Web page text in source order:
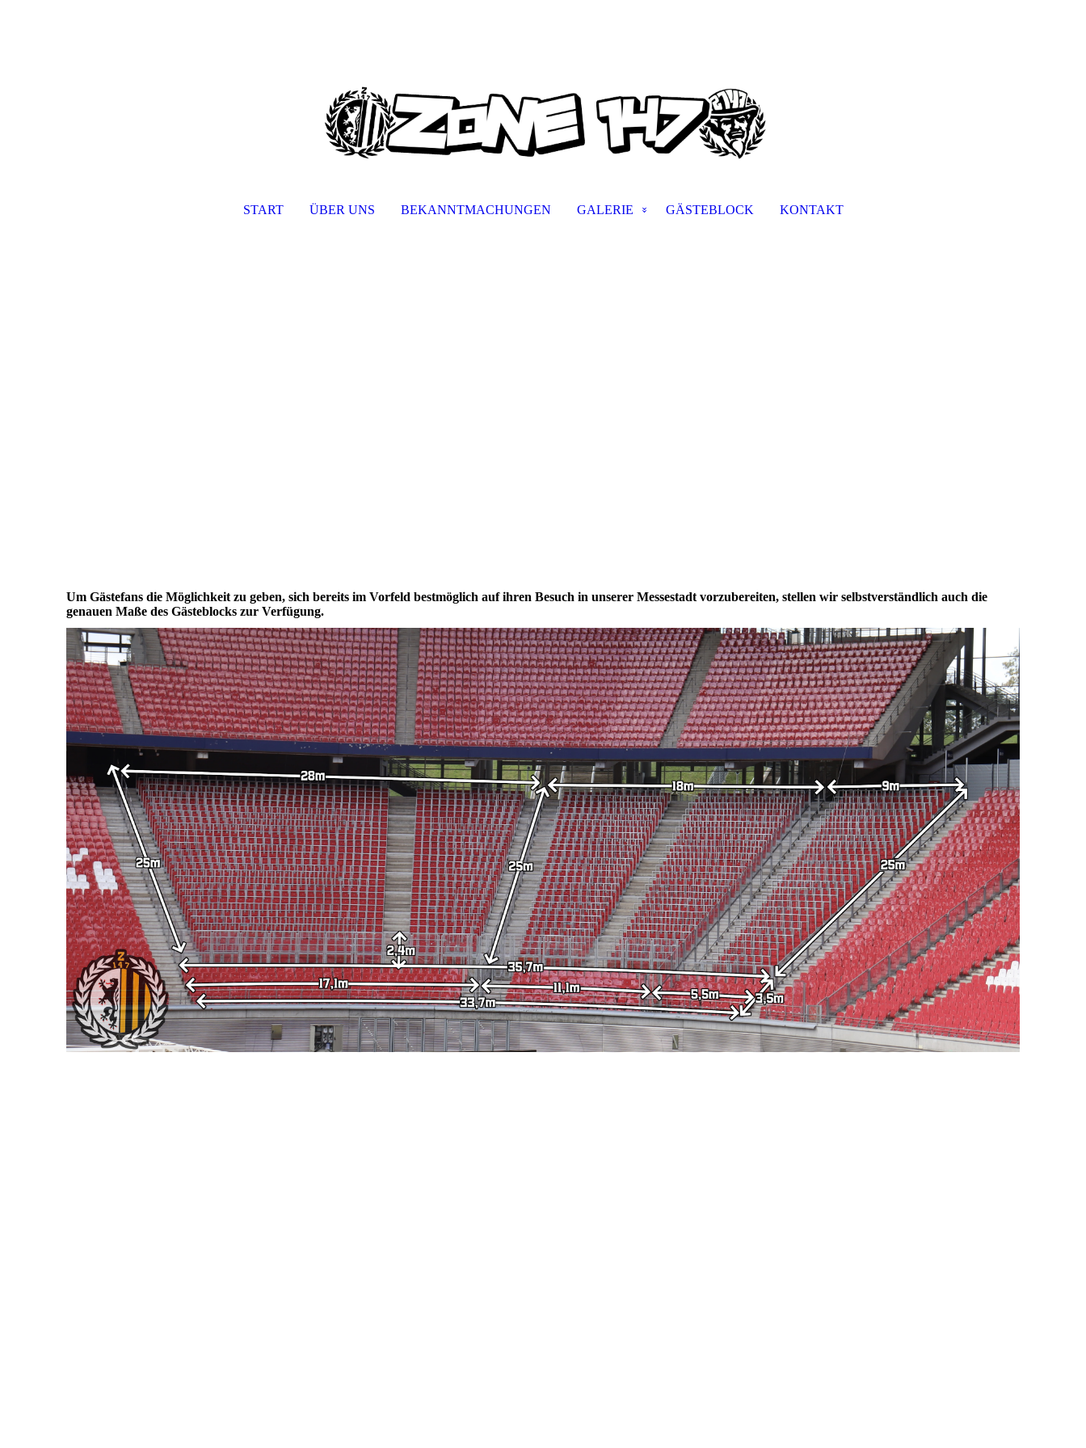
START ÜBER UNS BEKANNTMACHUNGEN GALERIE GÄSTEBLOCK KONTAKT
Um Gästefans die Möglichkeit zu geben, sich bereits im Vorfeld bestmöglich auf ihren Besuch in unserer Messestadt vorzubereiten, stellen wir selbstverständlich auch die
genauen Maße des Gästeblocks zur Verfügung.